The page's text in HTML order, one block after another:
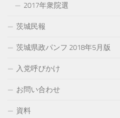
2017年衆院選
茨城民報
茨城県政パンフ 2018年5月版
入党呼びかけ
お問い合わせ
資料